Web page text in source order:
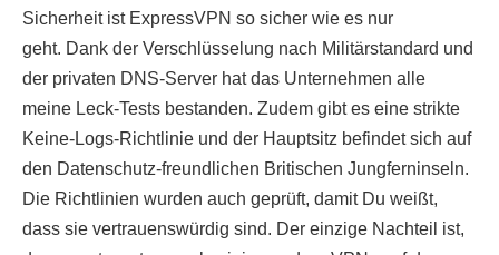
Sicherheit ist ExpressVPN so sicher wie es nur
geht. Dank der Verschlüsselung nach Militärstandard und
der privaten DNS-Server hat das Unternehmen alle
meine Leck-Tests bestanden. Zudem gibt es eine strikte
Keine-Logs-Richtlinie und der Hauptsitz befindet sich auf
den Datenschutz-freundlichen Britischen Jungferninseln.
Die Richtlinien wurden auch geprüft, damit Du weißt,
dass sie vertrauenswürdig sind. Der einzige Nachteil ist,